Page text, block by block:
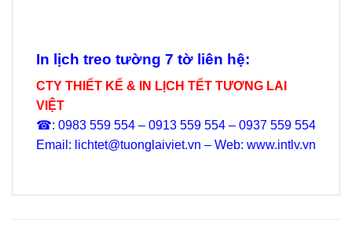
In lịch treo tường 7 tờ liên hệ:
CTY THIẾT KẾ & IN LỊCH TẾT TƯƠNG LAI
VIỆT
☎: 0983 559 554 – 0913 559 554 – 0937 559 554
Email: lichtet@tuonglaiviet.vn – Web: www.intlv.vn